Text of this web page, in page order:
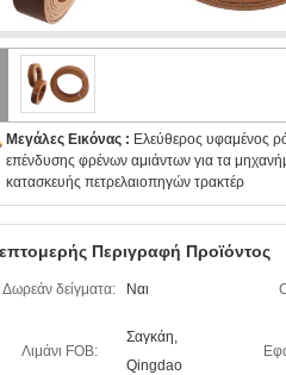
Μεγάλες Εικόνας : Ελεύθερος υφαμένος
επένδυσης φρένων αμιάντων για τα
κατασκευής πετρελαιοπηγών τρακτέρ
Περιγραφή Προϊόντος
Δωρεάν δείγματα: Ναι
Λιμάνι FOB:
Σαγκάη,
Qingdao